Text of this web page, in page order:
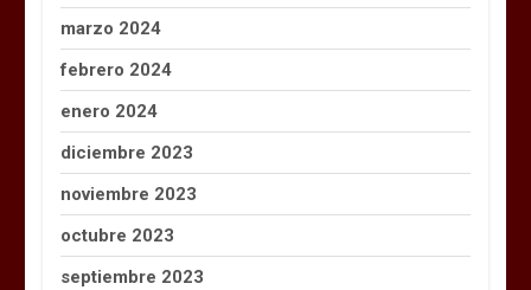
marzo 2024
febrero 2024
enero 2024
diciembre 2023
noviembre 2023
octubre 2023
septiembre 2023